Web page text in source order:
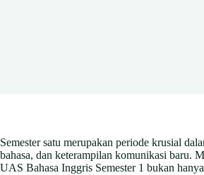
Semester satu merupakan periode krusial
bahasa, dan keterampilan komunikasi baru.
UAS Bahasa Inggris Semester 1 bukan